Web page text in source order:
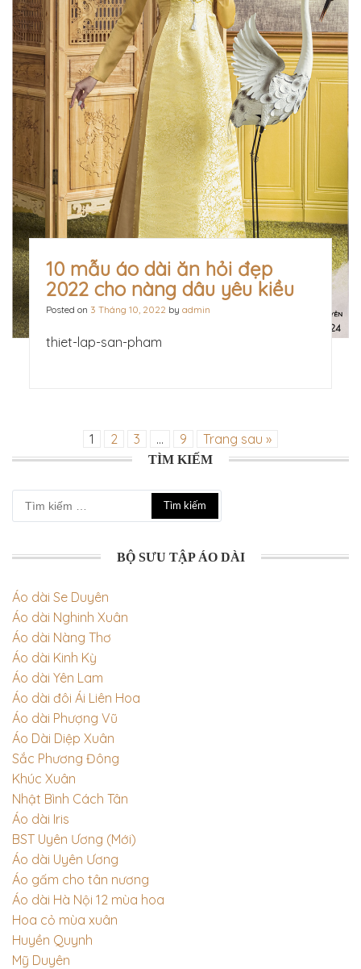
10 mẫu áo dài ăn hỏi đẹp
2022 cho nàng dâu yêu kiều
Posted on 3 Tháng 10, 2022 by admin
thiet-lap-san-pham
1 2 3 … 9 Trang sau »
TÌM KIẾM
Tìm
kiếm
BỘ SƯU TẬP ÁO DÀI
Áo dài Se Duyên
Áo dài Nghinh Xuân
Áo dài Nàng Thơ
Áo dài Kinh Kỳ
Áo dài Yên Lam
Áo dài đôi Ái Liên Hoa
Áo dài Phượng Vũ
Áo Dài Diệp Xuân
Sắc Phương Đông
Khúc Xuân
Nhật Bình Cách Tân
Áo dài Iris
BST Uyên Ương (Mới)
Áo dài Uyên Ương
Áo gấm cho tân nương
Áo dài Hà Nội 12 mùa hoa
Hoa cỏ mùa xuân
Huyền Quynh
Mỹ Duyên